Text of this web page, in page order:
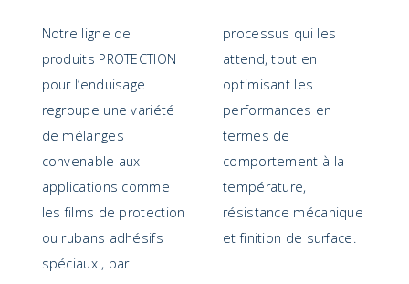
Notre ligne de
produits PROTECTION
pour l’enduisage
regroupe une variété
de mélanges
convenable aux
applications comme
les films de protection
ou rubans adhésifs
spéciaux , par
processus qui les
attend, tout en
optimisant les
performances en
termes de
comportement à la
température,
résistance mécanique
et finition de surface.